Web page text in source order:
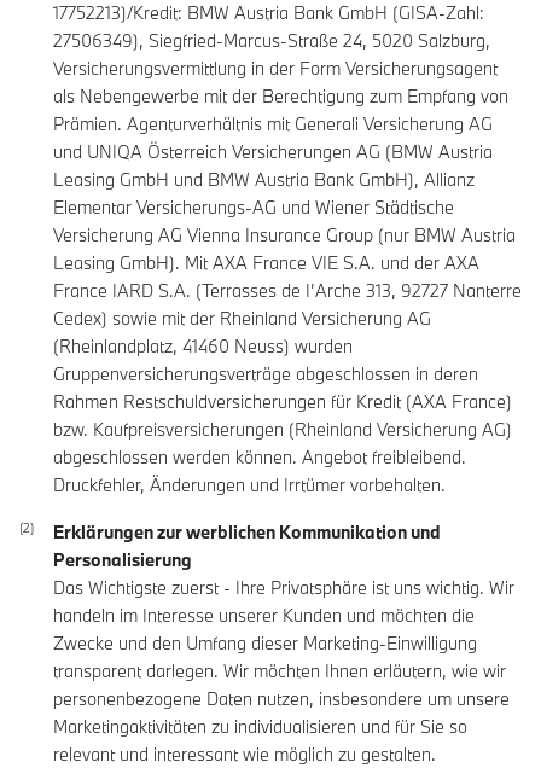
17752213)/Kredit: BMW Austria Bank GmbH (GISA-Zahl:
27506349), Siegfried-Marcus-Straße 24, 5020 Salzburg,
Versicherungsvermittlung in der Form Versicherungsagent
als Nebengewerbe mit der Berechtigung zum Empfang von
Prämien. Agenturverhältnis mit Generali Versicherung AG
und UNIQA Österreich Versicherungen AG (BMW Austria
Leasing GmbH und BMW Austria Bank GmbH), Allianz
Elementar Versicherungs-AG und Wiener Städtische
Versicherung AG Vienna Insurance Group (nur BMW Austria
Leasing GmbH). Mit AXA France VIE S.A. und der AXA
France IARD S.A. (Terrasses de I’Arche 313, 92727 Nanterre
Cedex) sowie mit der Rheinland Versicherung AG
(Rheinlandplatz, 41460 Neuss) wurden
Gruppenversicherungsverträge abgeschlossen in deren
Rahmen Restschuldversicherungen für Kredit (AXA France)
bzw. Kaufpreisversicherungen (Rheinland Versicherung AG)
abgeschlossen werden können. Angebot freibleibend.
Druckfehler, Änderungen und Irrtümer vorbehalten.
Erklärungen zur werblichen Kommunikation und
Personalisierung
Das Wichtigste zuerst - Ihre Privatsphäre ist uns wichtig. Wir
handeln im Interesse unserer Kunden und möchten die
Zwecke und den Umfang dieser Marketing-Einwilligung
transparent darlegen. Wir möchten Ihnen erläutern, wie wir
personenbezogene Daten nutzen, insbesondere um unsere
Marketingaktivitäten zu individualisieren und für Sie so
relevant und interessant wie möglich zu gestalten.